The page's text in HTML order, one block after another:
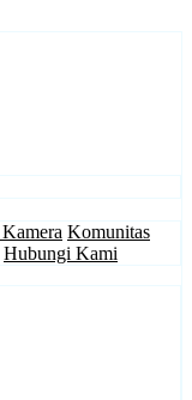
Komunitas
Hubungi Kami